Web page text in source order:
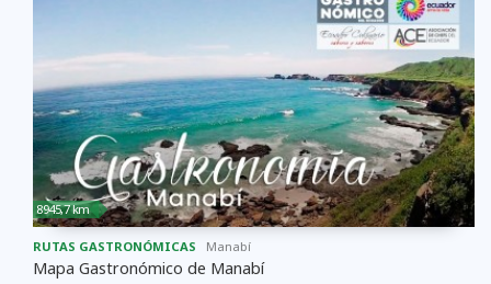
8945,7 km
RUTAS GASTRONÓMICAS Manabí
Mapa Gastronómico de Manabí